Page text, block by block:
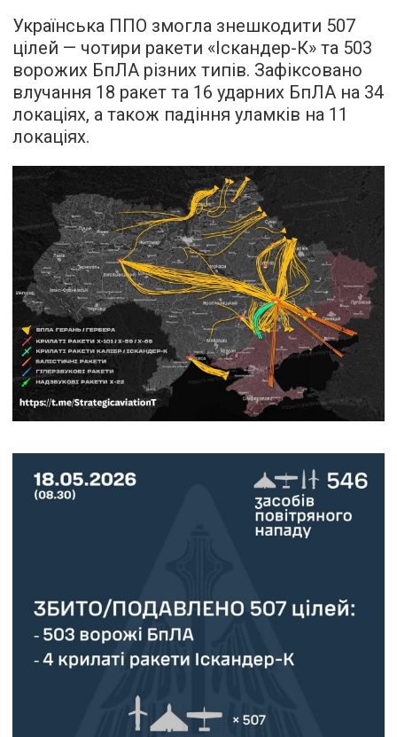
Українська ППО змогла знешкодити 507
цілей — чотири ракети «Іскандер-К» та 503
ворожих БпЛА різних типів. Зафіксовано
влучання 18 ракет та 16 ударних БпЛА на 34
локаціях, а також падіння уламків на 11
локаціях.